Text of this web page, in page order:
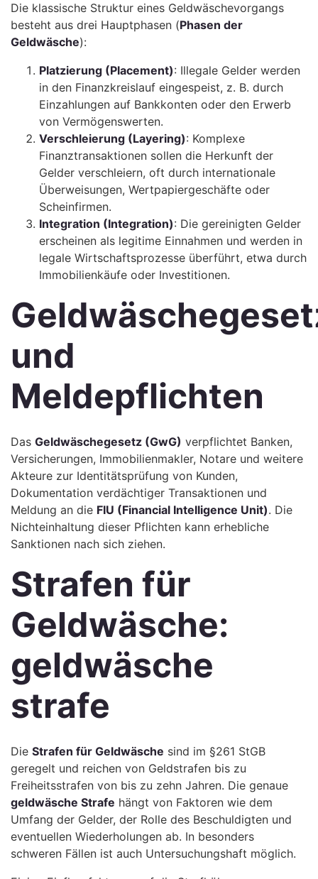
Die klassische Struktur eines Geldwäschevorgangs
besteht aus drei Hauptphasen (Phasen der
Geldwäsche):
Platzierung (Placement): Illegale Gelder werden
in den Finanzkreislauf eingespeist, z. B. durch
Einzahlungen auf Bankkonten oder den Erwerb
von Vermögenswerten.
Verschleierung (Layering): Komplexe
Finanztransaktionen sollen die Herkunft der
Gelder verschleiern, oft durch internationale
Überweisungen, Wertpapiergeschäfte oder
Scheinfirmen.
Integration (Integration): Die gereinigten Gelder
erscheinen als legitime Einnahmen und werden in
legale Wirtschaftsprozesse überführt, etwa durch
Immobilienkäufe oder Investitionen.
und
Meldepflichten
Das Geldwäschegesetz (GwG) verpflichtet Banken,
Versicherungen, Immobilienmakler, Notare und weitere
Akteure zur Identitätsprüfung von Kunden,
Dokumentation verdächtiger Transaktionen und
Meldung an die FIU (Financial Intelligence Unit). Die
Nichteinhaltung dieser Pflichten kann erhebliche
Sanktionen nach sich ziehen.
Strafen für
Geldwäsche:
geldwäsche
strafe
Die Strafen für Geldwäsche sind im §261 StGB
geregelt und reichen von Geldstrafen bis zu
Freiheitsstrafen von bis zu zehn Jahren. Die genaue
geldwäsche Strafe hängt von Faktoren wie dem
Umfang der Gelder, der Rolle des Beschuldigten und
eventuellen Wiederholungen ab. In besonders
schweren Fällen ist auch Untersuchungshaft möglich.